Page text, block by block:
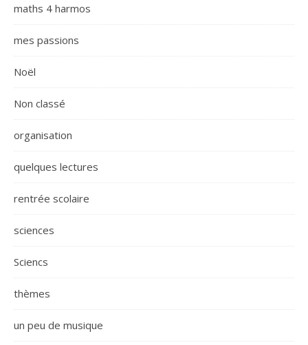
maths 4 harmos
mes passions
Noël
Non classé
organisation
quelques lectures
rentrée scolaire
sciences
Sciencs
thèmes
un peu de musique